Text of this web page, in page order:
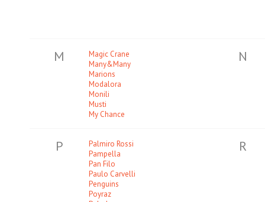
M
Magic Crane
Many&Many
Marions
Modalora
Monili
Musti
My Chance
N
P
Palmiro Rossi
Pampella
Pan Filo
Paulo Carvelli
Penguins
Poyraz
R